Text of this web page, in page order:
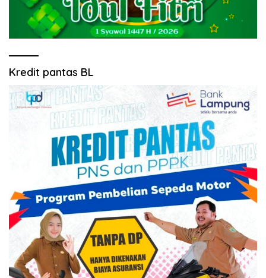
Kredit pantas BL